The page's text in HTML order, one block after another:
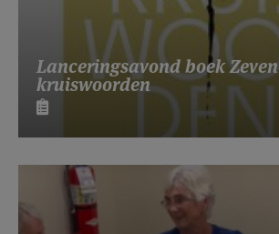
Lanceringsavond boek Zeven
kruiswoorden